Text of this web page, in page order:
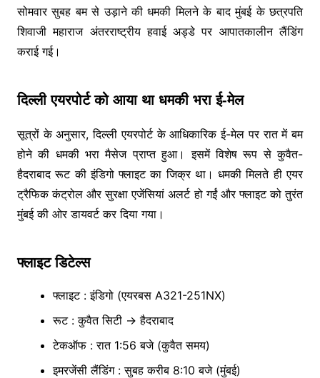
सोमवार सुबह बम से उड़ाने की धमकी मिलने के बाद मुंबई के छत्रपति
शिवाजी महाराज अंतरराष्ट्रीय हवाई अड्डे पर आपातकालीन लैंडिंग
कराई गई।
दिल्ली एयरपोर्ट को आया था धमकी भरा ई-मेल
सूत्रों के अनुसार, दिल्ली एयरपोर्ट के आधिकारिक ई-मेल पर रात में बम
होने की धमकी भरा मैसेज प्राप्त हुआ। इसमें विशेष रूप से कुवैत-
हैदराबाद रूट की इंडिगो फ्लाइट का जिक्र था। धमकी मिलते ही एयर
ट्रैफिक कंट्रोल और सुरक्षा एजेंसियां अलर्ट हो गईं और फ्लाइट को तुरंत
मुंबई की ओर डायवर्ट कर दिया गया।
फ्लाइट डिटेल्स
फ्लाइट : इंडिगो (एयरबस A321-251NX)
रूट : कुवैत सिटी → हैदराबाद
टेकऑफ : रात 1:56 बजे (कुवैत समय)
इमरजेंसी लैंडिंग : सुबह करीब 8:10 बजे (मुंबई)